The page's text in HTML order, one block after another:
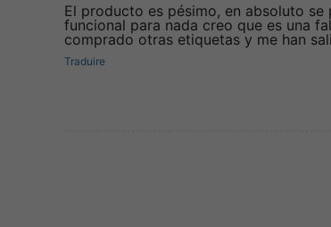
El producto es pésimo, en absoluto
funcional para nada creo que es una
comprado otras etiquetas y me han
Traduire